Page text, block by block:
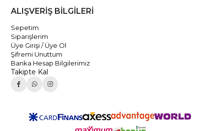
ALIŞVERİŞ BİLGİLERİ
Sepetim
Siparişlerim
Üye Girişi / Üye Ol
Şifremi Unuttum
Banka Hesap Bilgilerimiz
Takipte Kal